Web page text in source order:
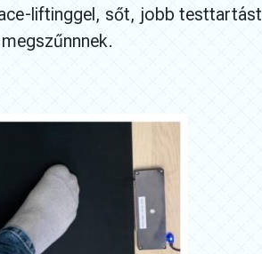
liftinggel, sőt, jobb testtartást